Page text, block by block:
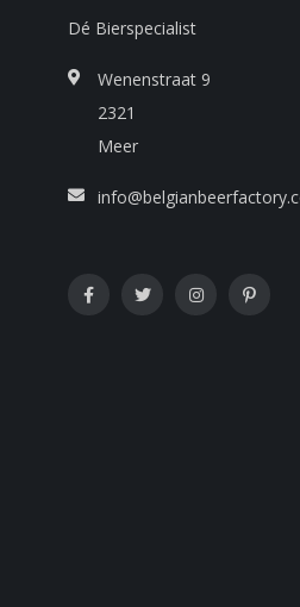
Dé Bierspecialist
Wenenstraat 9
2321
Meer